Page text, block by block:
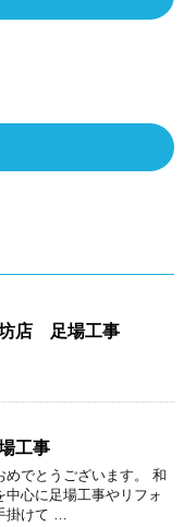
店 足場工事
工事
めでとうございます。 和
中心に足場工事やリフォ
掛けて …